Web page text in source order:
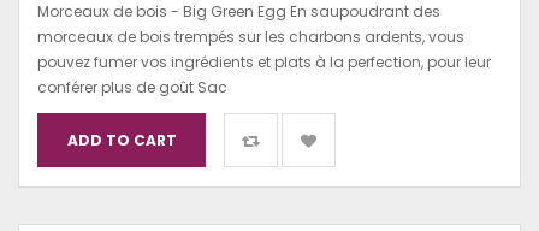
Morceaux de bois - Big Green Egg En saupoudrant des
morceaux de bois trempés sur les charbons ardents, vous
pouvez fumer vos ingrédients et plats à la perfection, pour leur
conférer plus de goût Sac
ADD TO CART